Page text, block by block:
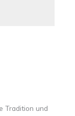
Tradition und